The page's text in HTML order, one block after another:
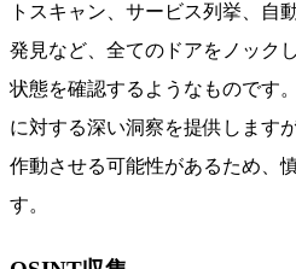
トスキャン、サービス列挙、自
発見など、全てのドアをノック
状態を確認するようなものです
に対する深い洞察を提供します
作動させる可能性があるため、
す。